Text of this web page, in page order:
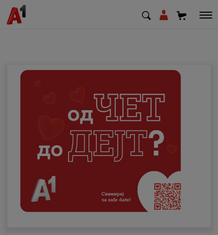
Деловни
Поддршка
Надополни кредит
Плати сметка